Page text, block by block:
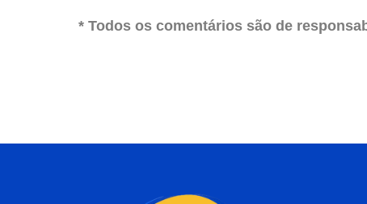
* Todos os comentários são de